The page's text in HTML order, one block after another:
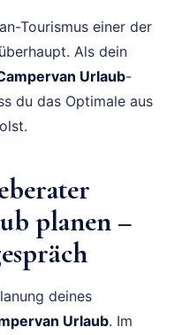
Tourismus einer der
Als dein
Urlaub-
du das Optimale aus
planen –
deines
Urlaub. Im